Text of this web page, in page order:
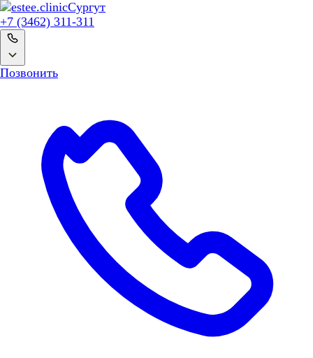
Сургут
+7 (3462) 311-311
Позвонить